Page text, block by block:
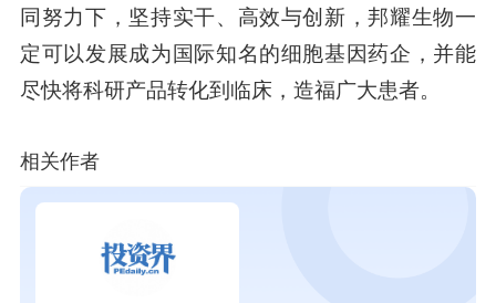
同努力下，坚持实干、高效与创新，邦耀生物一
定可以发展成为国际知名的细胞基因药企，并能
尽快将科研产品转化到临床，造福广大患者。
相关作者